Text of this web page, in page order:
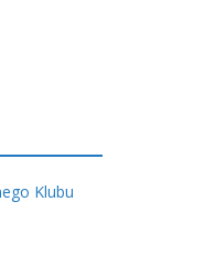
Klubu